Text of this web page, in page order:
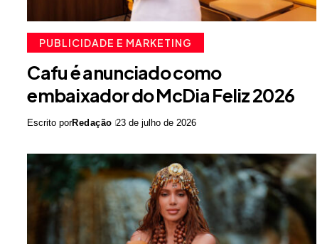
PUBLICIDADE E MARKETING
Cafu é anunciado como
embaixador do McDia Feliz 2026
Escrito porRedação 23 de julho de 2026